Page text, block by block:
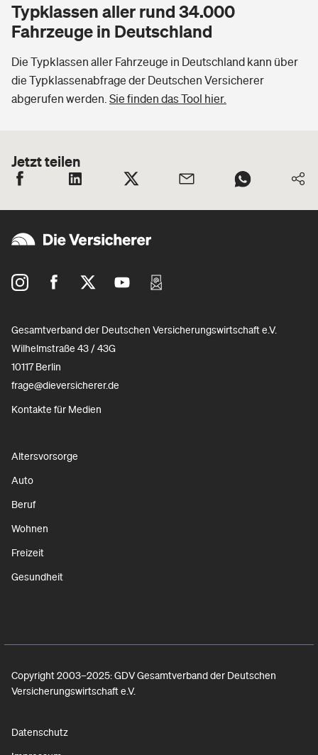
Typklassen aller rund 34.000
Fahrzeuge in Deutschland
Die Typklassen aller Fahrzeuge in Deutschland kann über
die Typklassenabfrage der Deutschen Versicherer
abgerufen werden. Sie finden das Tool hier.
Jetzt teilen
Gesamtverband der Deutschen Versicherungswirtschaft e.V.
Wilhelmstraße 43 / 43G
10117 Berlin
frage@dieversicherer.de
Kontakte für Medien
Altersvorsorge
Auto
Beruf
Wohnen
Freizeit
Gesundheit
Copyright 2003–2025: GDV Gesamtverband der Deutschen
Versicherungswirtschaft e.V.
Datenschutz